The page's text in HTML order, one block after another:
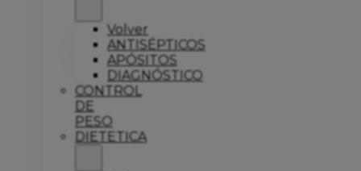
Volver
ANTISÉPTICOS
APÓSITOS
DIAGNÓSTICO
CONTROL
DE
PESO
DIETETICA